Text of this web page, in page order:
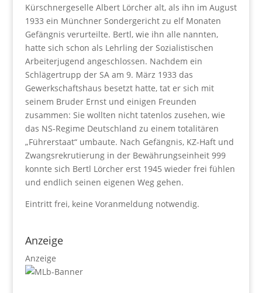
Kürschnergeselle Albert Lörcher alt, als ihn im August
1933 ein Münchner Sondergericht zu elf Monaten
Gefängnis verurteilte. Bertl, wie ihn alle nannten,
hatte sich schon als Lehrling der Sozialistischen
Arbeiterjugend angeschlossen. Nachdem ein
Schlägertrupp der SA am 9. März 1933 das
Gewerkschaftshaus besetzt hatte, tat er sich mit
seinem Bruder Ernst und einigen Freunden
zusammen: Sie wollten nicht tatenlos zusehen, wie
das NS-Regime Deutschland zu einem totalitären
„Führerstaat“ umbaute. Nach Gefängnis, KZ-Haft und
Zwangsrekrutierung in der Bewährungseinheit 999
konnte sich Bertl Lörcher erst 1945 wieder frei fühlen
und endlich seinen eigenen Weg gehen.
Eintritt frei, keine Voranmeldung notwendig.
Anzeige
Anzeige